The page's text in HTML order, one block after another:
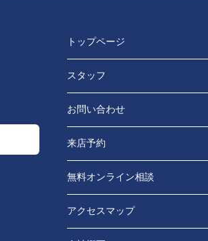
トップページ
スタッフ
お問い合わせ
来店予約
無料オンライン相談
アクセスマップ